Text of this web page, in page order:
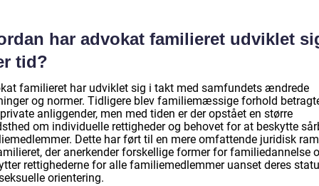
har advokat familieret udviklet
tid?
familieret har udviklet sig i takt med samfundets ændrede
og normer. Tidligere blev familiemæssige forhold
anliggender, men med tiden er der opstået en større
om individuelle rettigheder og behovet for at beskytte
Dette har ført til en mere omfattende juridisk
der anerkender forskellige former for familiedannelse
rettighederne for alle familiemedlemmer uanset deres
orientering.